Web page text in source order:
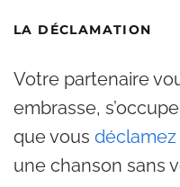
LA DÉCLAMATION
Votre partenaire
embrasse,
que vous
une chanson sans